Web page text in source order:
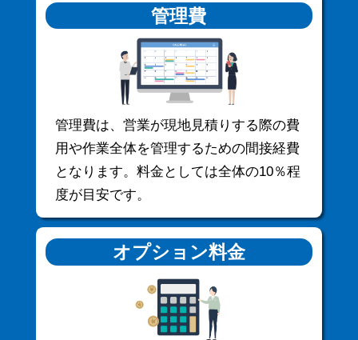
管理費
管理費は、営業が現地見積りする際の費
用や作業全体を管理するための間接経費
となります。料金としては全体の10％程
度が目安です。
オプション料金